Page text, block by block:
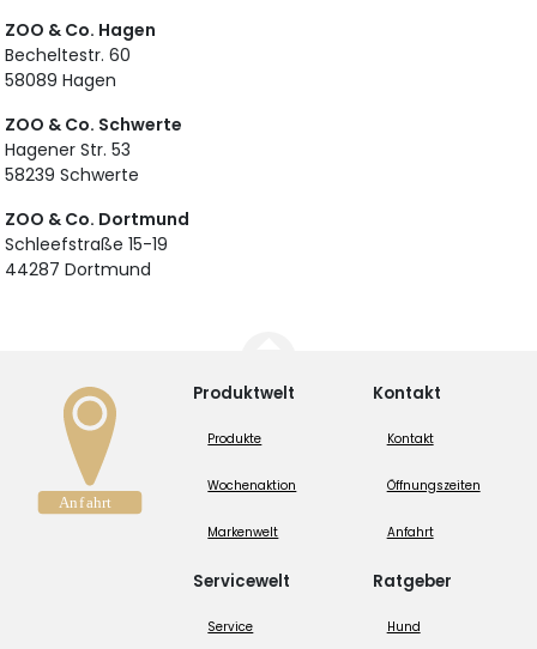
ZOO & Co. Hagen
Becheltestr. 60
58089 Hagen
ZOO & Co. Schwerte
Hagener Str. 53
58239 Schwerte
ZOO & Co. Dortmund
Schleefstraße 15-19
44287 Dortmund
Produktwelt
Produkte
Wochenaktion
Markenwelt
Servicewelt
Service
Kontakt
Kontakt
Öffnungszeiten
Anfahrt
Ratgeber
Hund